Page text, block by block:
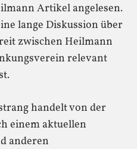
Artikel angelesen.
lange Diskussion über
zwischen Heilmann
relevant
handelt von der
einem aktuellen
anderen